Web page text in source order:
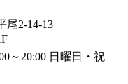
尾2-14-13
～20:00 日曜日・祝